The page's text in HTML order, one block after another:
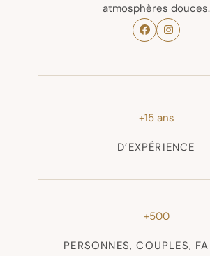
atmosphères douces.
+15 ans
D’EXPÉRIENCE
+500
PERSONNES, COUPLES,